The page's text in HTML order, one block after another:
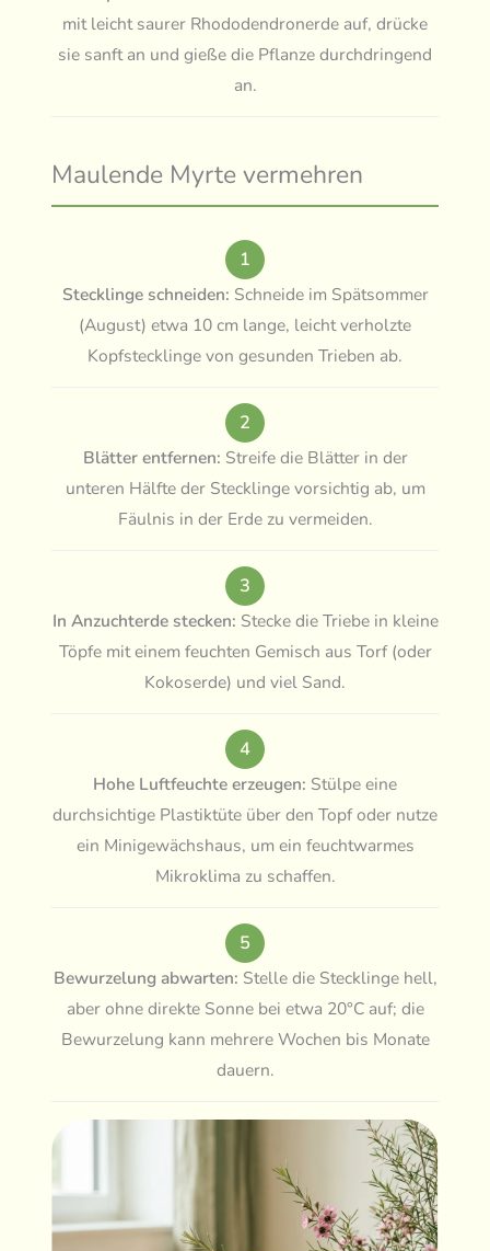
mit leicht saurer Rhododendronerde auf, drücke
sie sanft an und gieße die Pflanze durchdringend
an.
Maulende Myrte vermehren
1
Stecklinge schneiden: Schneide im Spätsommer
(August) etwa 10 cm lange, leicht verholzte
Kopfstecklinge von gesunden Trieben ab.
2
Blätter entfernen: Streife die Blätter in der
unteren Hälfte der Stecklinge vorsichtig ab, um
Fäulnis in der Erde zu vermeiden.
3
In Anzuchterde stecken: Stecke die Triebe in kleine
Töpfe mit einem feuchten Gemisch aus Torf (oder
Kokoserde) und viel Sand.
4
Hohe Luftfeuchte erzeugen: Stülpe eine
durchsichtige Plastiktüte über den Topf oder nutze
ein Minigewächshaus, um ein feuchtwarmes
Mikroklima zu schaffen.
5
Bewurzelung abwarten: Stelle die Stecklinge hell,
aber ohne direkte Sonne bei etwa 20°C auf; die
Bewurzelung kann mehrere Wochen bis Monate
dauern.